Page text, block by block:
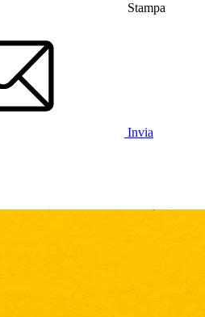
Stampa
Invia